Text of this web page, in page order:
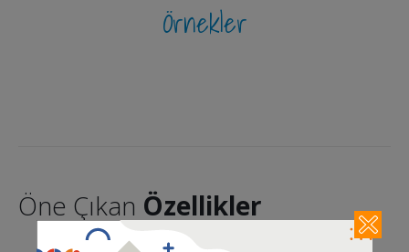
Örnekler
Öne Çıkan Özellikler